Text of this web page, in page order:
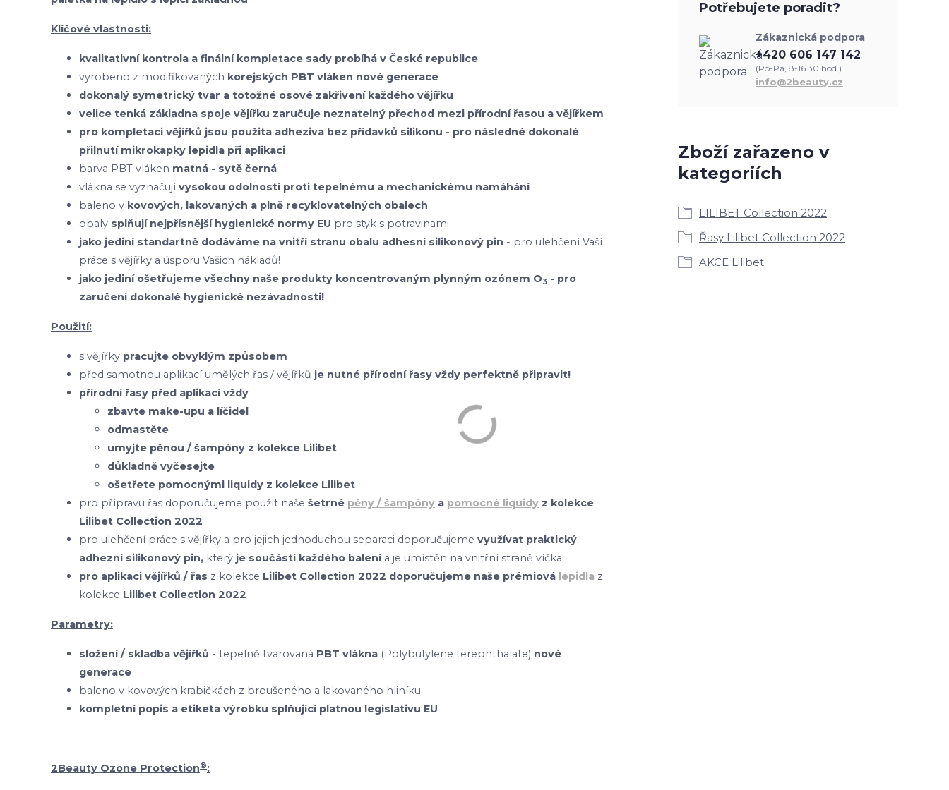
Klíčové vlastnosti:
kvalitativní kontrola a finální kompletace sady probíhá v České republice
vyrobeno z modifikovaných korejských PBT vláken nové generace
dokonalý symetrický tvar a totožné osové zakřivení každého vějířku
velice tenká základna spoje vějířku zaručuje neznatelný přechod mezi přírodní řasou a vějířkem
pro kompletaci vějířků jsou použita adheziva bez přídavků silikonu - pro následné dokonalé
přilnutí mikrokapky lepidla při aplikaci
barva PBT vláken matná - sytě černá
vlákna se vyznačujívysokou odolností proti tepelnému a mechanickému namáhání
baleno v kovových, lakovaných a plně recyklovatelných obalech
obaly splňují nejpřísnější hygienické normy EU pro styk s potravinami
jako jediní standartně dodáváme na vnitří stranu obalu adhesní silikonový pin - pro ulehčení Vaší
práce s vějířky a úsporu Vašich nákladů!
jako jediní ošetřujeme všechny naše produkty koncentrovaným plynným ozónem O3 - pro
zaručení dokonalé hygienické nezávadnosti!
Použití:
s vějířky pracujte obvyklým způsobem
před samotnou aplikací umělých řas / vějířků je nutné přírodní řasy vždy perfektně připravit!
přírodní řasy před aplikací vždy
zbavte make-upu a líčidel
odmastěte
umyjte pěnou / šampóny z kolekce Lilibet
důkladně vyčesejte
ošetřete pomocnými liquidy z kolekce Lilibet
pro přípravu řas doporučujeme použít naše šetrné pěny / šampóny a pomocné liquidy z kolekce
Lilibet Collection 2022
pro ulehčení práce s vějířky a pro jejich jednoduchou separaci doporučujeme využívat praktický
adhezní silikonový pin, který je součástí každého balenía je umístěn na vnitřní straně víčka
pro aplikaci vějířků / řas z kolekce Lilibet Collection 2022 doporučujeme naše prémiová lepidla z
kolekce Lilibet Collection 2022
Parametry:
složení / skladba vějířků - tepelně tvarovaná PBT vlákna (Polybutylene terephthalate) nové
generace
baleno v kovových krabičkách z broušeného a lakovaného hliníku
kompletní popis a etiketa výrobku splňující platnou legislativu EU
2Beauty Ozone Protection®:
Zboží zařazeno v
kategoriích
LILIBET Collection 2022
Řasy Lilibet Collection 2022
AKCE Lilibet
Potřebujete poradit?
Zákaznická podpora
+420 606 147 142
(Po-Pá, 8-16.30 hod.)
info@2beauty.cz